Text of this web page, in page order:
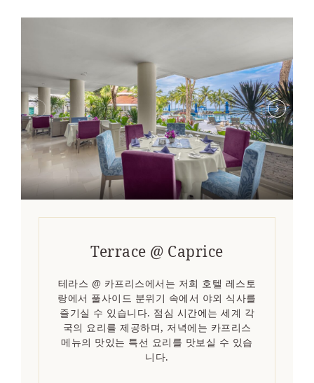
Terrace @ Caprice
테라스 @ 카프리스에서는 저희 호텔 레스토
랑에서 풀사이드 분위기 속에서 야외 식사를
즐기실 수 있습니다. 점심 시간에는 세계 각
국의 요리를 제공하며, 저녁에는 카프리스
메뉴의 맛있는 특선 요리를 맛보실 수 있습
니다.